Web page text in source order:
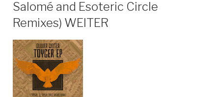
Salomé and Esoteric Circle
Remixes) WEITER